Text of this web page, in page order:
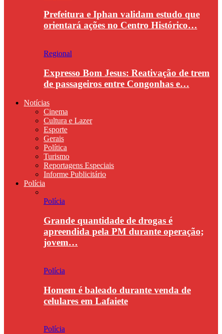
Prefeitura e Iphan validam estudo que
orientará ações no Centro Histórico…
Regional
Expresso Bom Jesus: Reativação de trem
de passageiros entre Congonhas e…
Notícias
Cinema
Cultura e Lazer
Esporte
Gerais
Política
Turismo
Reportagens Especiais
Informe Publicitário
Polícia
Polícia
Grande quantidade de drogas é
apreendida pela PM durante operação;
jovem…
Polícia
Homem é baleado durante venda de
celulares em Lafaiete
Polícia